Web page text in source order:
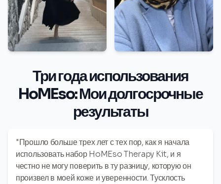
Три года использования
HoMEso: Мои долгосрочные
результаты
"Прошло больше трех лет с тех пор, как я начала
использовать набор HoMEso Therapy Kit, и я
честно не могу поверить в ту разницу, которую он
произвел в моей коже и уверенности. Тусклость